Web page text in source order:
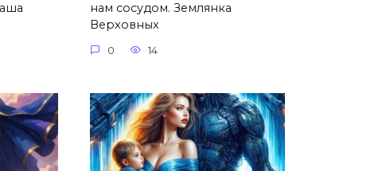
нам сосудом. Землянка
Верховных
0 14